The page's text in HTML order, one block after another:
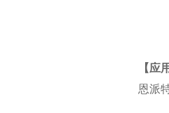
【应
恩派